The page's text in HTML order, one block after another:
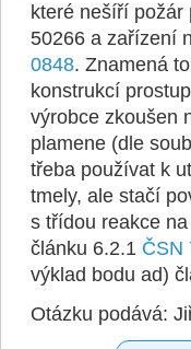
které nešíří požár
50266 a zařízení
0848. Znamená
konstrukcí
výrobce zkoušen
plamene (dle
třeba používat k
tmely, ale stačí
s třídou reakce
článku 6.2.1 ČSN
výklad bodu ad)
Otázku podává: